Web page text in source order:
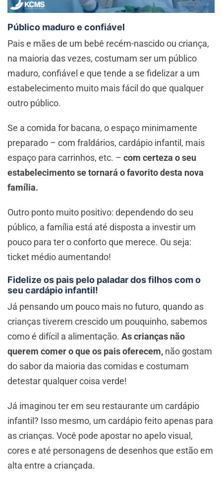
Público maduro e confiável
Pais e mães de um bebê recém-nascido ou criança,
na maioria das vezes, costumam ser um público
maduro, confiável e que tende a se fidelizar a um
estabelecimento muito mais fácil do que qualquer
outro público.
Se a comida for bacana, o espaço minimamente
preparado – com fraldários, cardápio infantil, mais
espaço para carrinhos, etc. – com certeza o seu
estabelecimento se tornará o favorito desta nova
família.
Outro ponto muito positivo: dependendo do seu
público, a família está até disposta a investir um
pouco para ter o conforto que merece. Ou seja:
ticket médio aumentando!
Fidelize os pais pelo paladar dos filhos com o
seu cardápio infantil!
Já pensando um pouco mais no futuro, quando as
crianças tiverem crescido um pouquinho, sabemos
como é difícil a alimentação. As crianças não
querem comer o que os pais oferecem, não gostam
do sabor da maioria das comidas e costumam
detestar qualquer coisa verde!
Já imaginou ter em seu restaurante um cardápio
infantil? Isso mesmo, um cardápio feito apenas para
as crianças. Você pode apostar no apelo visual,
cores e até personagens de desenhos que estão em
alta entre a criançada.